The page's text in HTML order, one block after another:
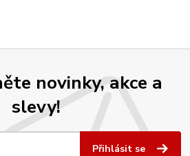
novinky, akce a
slevy!
Přihlásit se